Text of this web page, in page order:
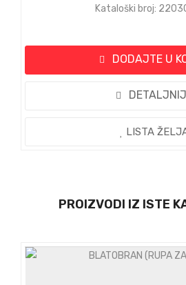
Kataloški broj:
DODAJTE U
LISTA
PROIZVODI IZ ISTE